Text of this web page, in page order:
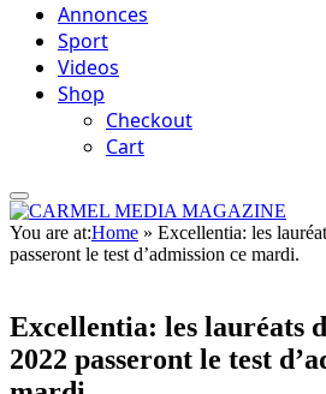
Annonces
Sport
Videos
Shop
Checkout
Cart
You are at:Home » Excellentia: les
passeront le test d’admission ce mardi.
Excellentia: les lauréats
2022 passeront le test